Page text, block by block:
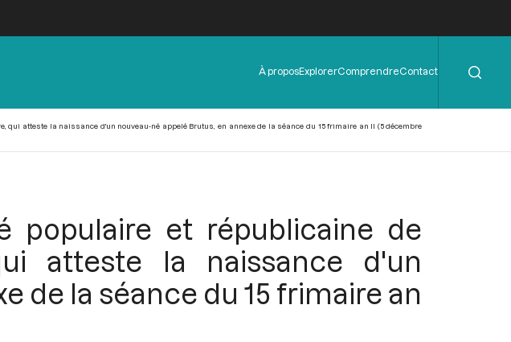
Menu
de
À proposExplorerComprendreContact
atteste la naissance d'un nouveau-né appelé Brutus, en annexe de la séance du 15 frimaire an II (5 décembre
populaire et républicaine de
atteste la naissance d'un
de la séance du 15 frimaire an